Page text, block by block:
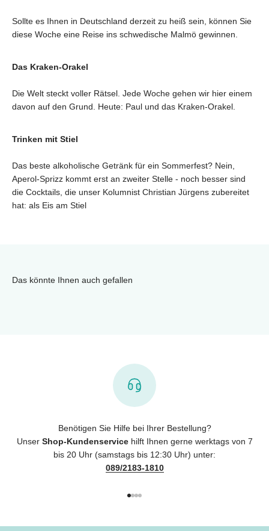
Sollte es Ihnen in Deutschland derzeit zu heiß sein, können Sie
diese Woche eine Reise ins schwedische Malmö gewinnen.
Das Kraken-Orakel
Die Welt steckt voller Rätsel. Jede Woche gehen wir hier einem
davon auf den Grund. Heute: Paul und das Kraken-Orakel.
Trinken mit Stiel
Das beste alkoholische Getränk für ein Sommerfest? Nein,
Aperol-Sprizz kommt erst an zweiter Stelle - noch besser sind
die Cocktails, die unser Kolumnist Christian Jürgens zubereitet
hat: als Eis am Stiel
Das könnte Ihnen auch gefallen
Benötigen Sie Hilfe bei Ihrer Bestellung?
Unser Shop-Kundenservicehilft Ihnen gerne werktags von 7
bis 20 Uhr (samstags bis 12:30 Uhr) unter:
089/2183-1810